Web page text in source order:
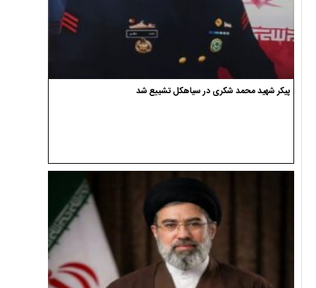
پیکر شهید محمد شکری در سیاهکل تشییع شد